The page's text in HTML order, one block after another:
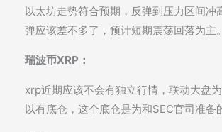
以太坊走势符合预期，反弹到压力区间冲
弹应该差不多了，预计短期震荡回落为主。
瑞波币XRP：
xrp近期应该不会有独立行情，联动大盘
以有底仓，这个底仓是为和SEC官司准备